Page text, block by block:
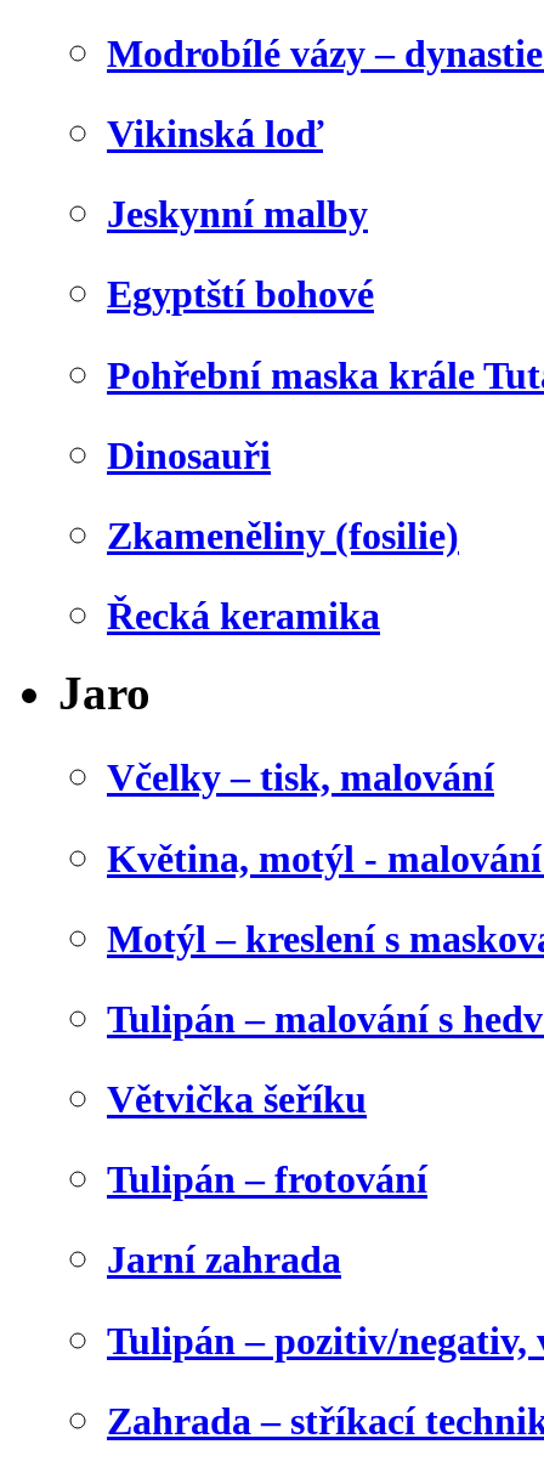
Modrobílé vázy –
Vikinská loď
Jeskynní malby
Egyptští bohové
Pohřební maska krále
Dinosauři
Zkameněliny (fosilie)
Řecká keramika
Jaro
Včelky – tisk, malování
Květina, motýl -
Motýl – kreslení s
Tulipán – malování s
Větvička šeříku
Tulipán – frotování
Jarní zahrada
Tulipán – pozitiv/negativ,
Zahrada – stříkací